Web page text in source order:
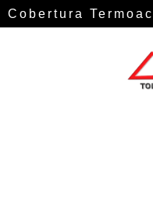
Cobertura